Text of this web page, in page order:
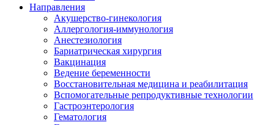
Направления
Акушерство-гинекология
Аллергология-иммунология
Анестезиология
Бариатрическая хирургия
Вакцинация
Ведение беременности
Восстановительная медицина и реабилитация
Вспомогательные репродуктивные технологии
Гастроэнтерология
Гематология